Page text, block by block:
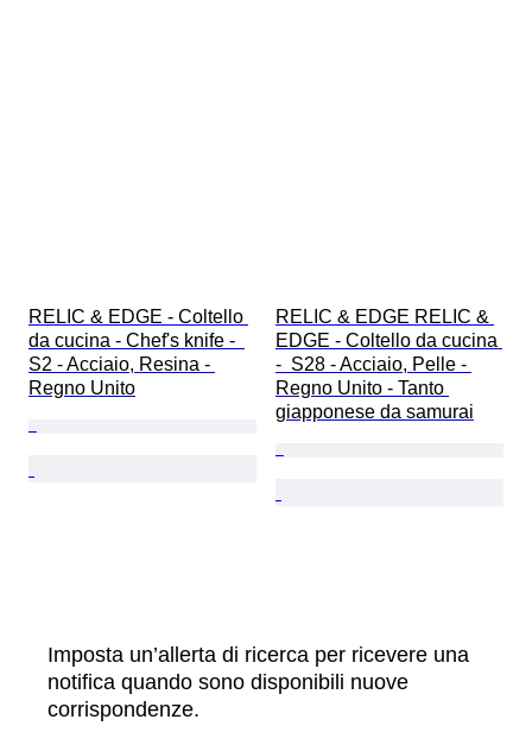
RELIC & EDGE - Coltello
da cucina - Chef's knife -
S2 - Acciaio, Resina -
Regno Unito
RELIC & EDGE RELIC &
EDGE - Coltello da cucina
-  S28 - Acciaio, Pelle -
Regno Unito - Tanto
giapponese da samurai
Imposta un’allerta di ricerca per ricevere una
notifica quando sono disponibili nuove
corrispondenze.